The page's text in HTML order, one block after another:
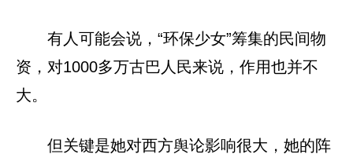
有人可能会说，“环保少女”筹集的民间物
资，对1000多万古巴人民来说，作用也并不
大。
但关键是她对西方舆论影响很大，她的阵